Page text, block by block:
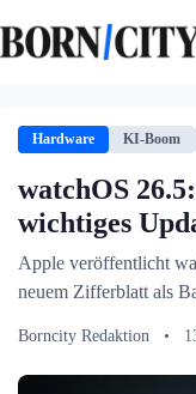
Inhalt
springen
Hardware KI-Boom
watchOS
wichtiges
Apple veröffentlicht
neuem Zifferblatt als
Borncity Redaktion •